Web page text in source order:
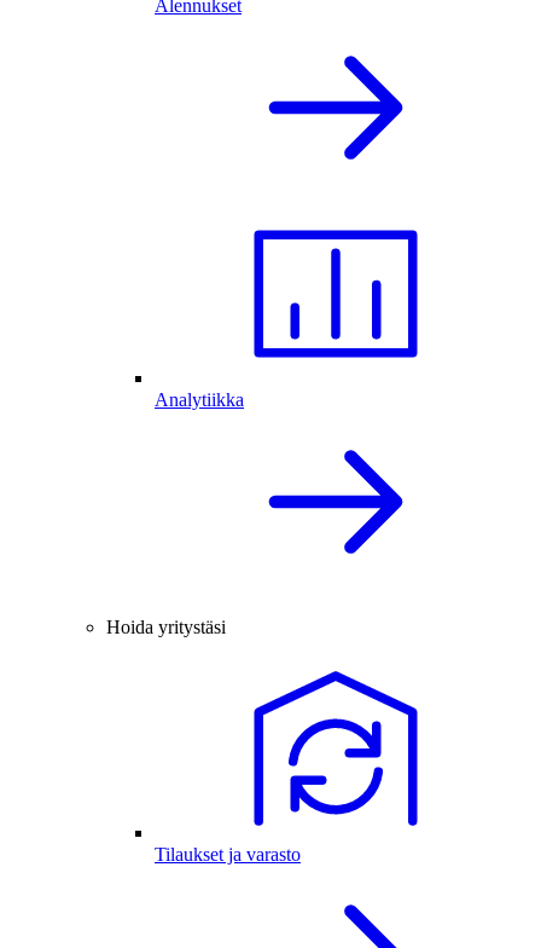
Alennukset
Analytiikka
Hoida yritystäsi
Tilaukset ja varasto